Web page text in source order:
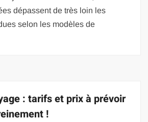
dépassent de très loin les
selon les modèles de
: tarifs et prix à prévoir
!